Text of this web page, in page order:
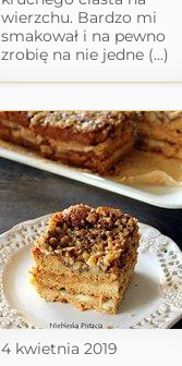
wierzchu. Bardzo mi
smakował i na pewno
zrobię na nie jedne (...)
4 kwietnia 2019